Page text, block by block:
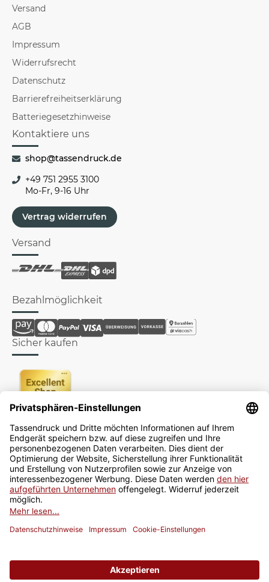
Versand
AGB
Impressum
Widerrufsrecht
Datenschutz
Barrierefreiheitserklärung
Batteriegesetzhinweise
Kontaktiere uns
shop@tassendruck.de
+49 751 2955 3100
Mo-Fr, 9-16 Uhr
Vertrag widerrufen
Versand
Bezahlmöglichkeit
Sicher kaufen
Newsletter